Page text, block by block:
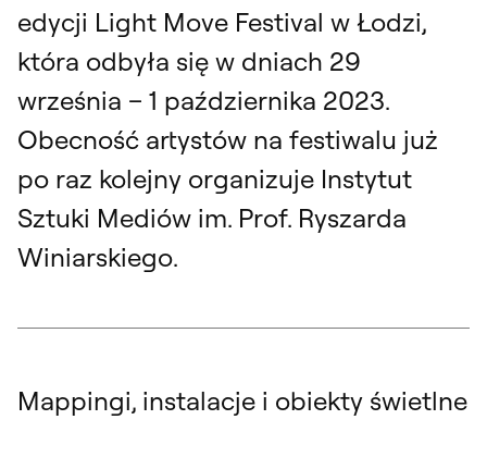
edycji Light Move Festival w Łodzi,
która odbyła się w dniach 29
września – 1 października 2023.
Obecność artystów na festiwalu już
po raz kolejny organizuje Instytut
Sztuki Mediów im. Prof. Ryszarda
Winiarskiego.
Mappingi, instalacje i obiekty świetlne